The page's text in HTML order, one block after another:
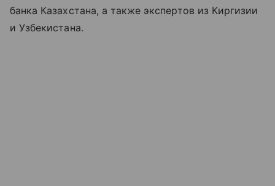
банка Казахстана, а также экспертов из Киргизии
и Узбекистана.